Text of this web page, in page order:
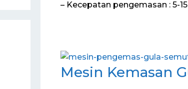
– Kecepatan pengemasan : 5-
Mesin Kemasan